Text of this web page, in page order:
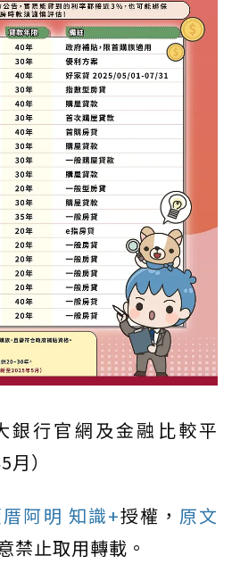
銀行官網及金融比較平
）
阿明 知識+授權， 原文
禁止取用轉載。